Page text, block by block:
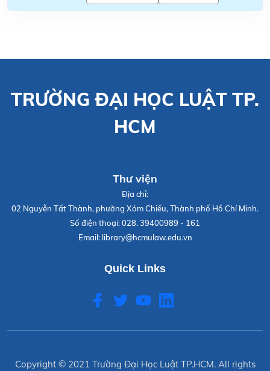
TRƯỜNG ĐẠI HỌC LUẬT TP.
HCM
Thư viện
Địa chỉ:
02 Nguyễn Tất Thành, phường Xóm Chiếu, Thành phố Hồ Chí Minh.
Số điện thoại:028. 39400989 - 161
Email: library@hcmulaw.edu.vn
Quick Links
Copyright © 2021 Trường Đại Học Luật TP.HCM. All rights